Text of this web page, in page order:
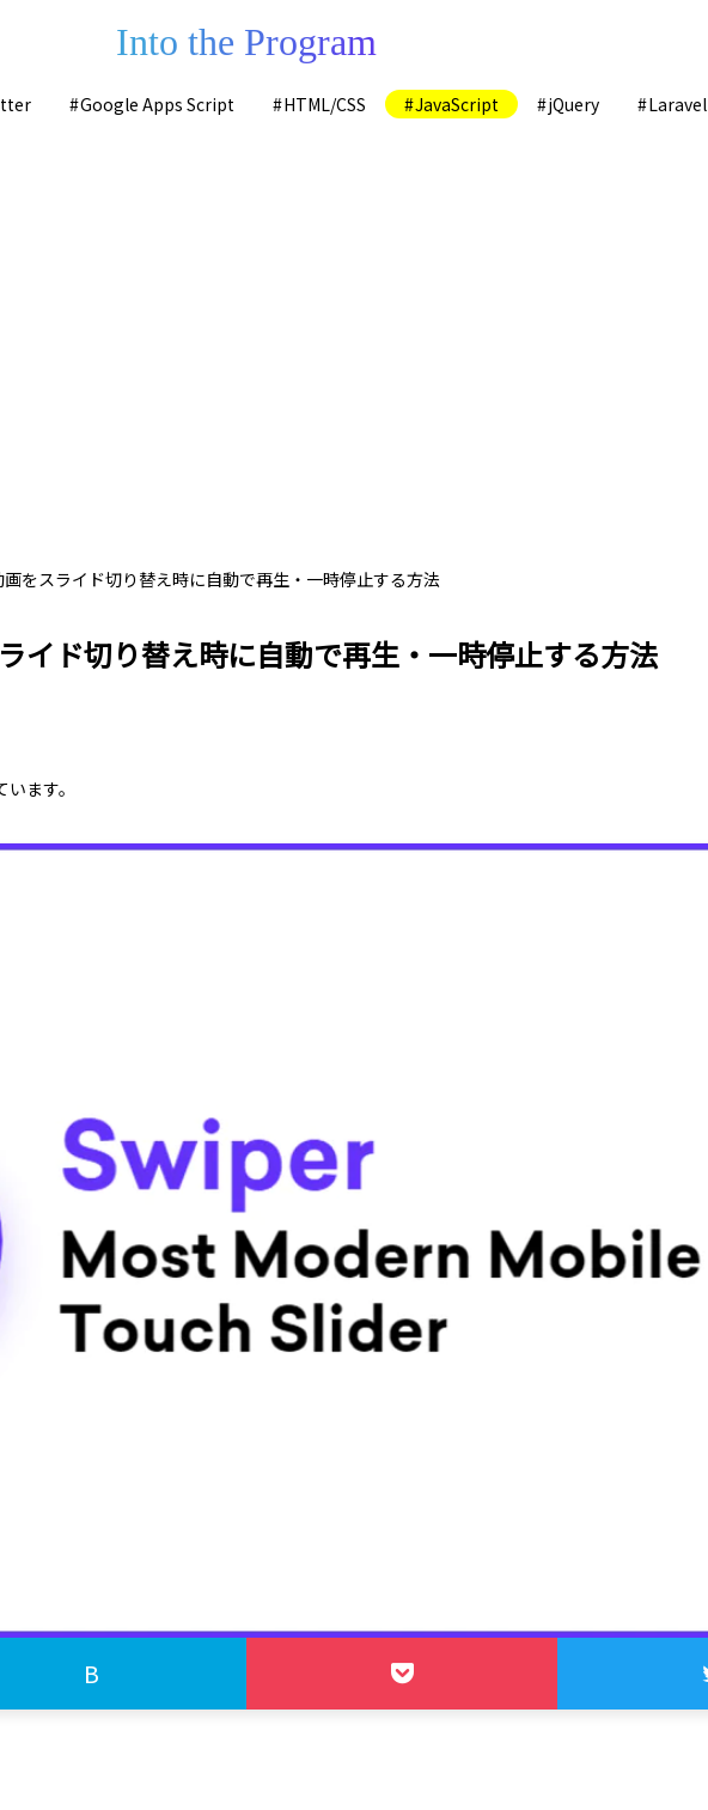
Into the Program
Google Apps Script HTML/CSS JavaScript jQuery Laravel
画をスライド切り替え時に自動で再生・一時停止する方法
イド切り替え時に自動で再生・一時停止する方法
ます。
B